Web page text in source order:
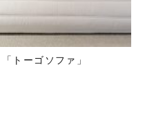
トーゴソファ」